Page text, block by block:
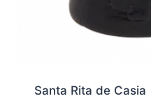
Santa Rita de Casia